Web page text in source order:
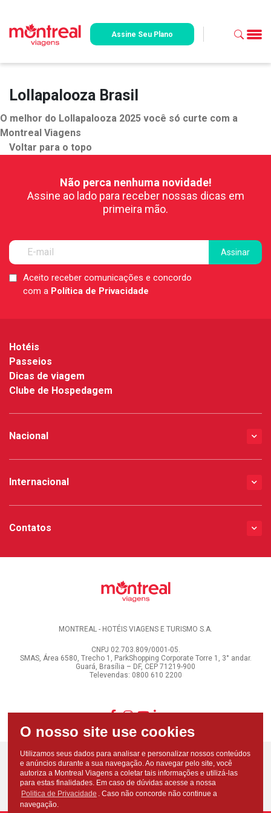
Assine Seu Plano
Lollapalooza Brasil
O melhor do Lollapalooza 2025 você só curte com a
Montreal Viagens
Voltar para o topo
Não perca nenhuma novidade!
Assine ao lado para receber nossas dicas em
primeira mão.
LGPDAceito receber comunicações e concordo
com a Política de Privacidade
Hotéis
Passeios
Dicas de viagem
Clube de Hospedagem
Nacional
Internacional
Contatos
MONTREAL - HOTÉIS VIAGENS E TURISMO S.A.
CNPJ 02.703.809/0001-05.
SMAS, Área 6580, Trecho 1, ParkShopping Corporate Torre 1, 3° andar.
Guará, Brasília – DF, CEP 71219-900
Televendas: 0800 610 2200
Utilizamos seus dados para analisar e personalizar nossos conteúdos
e anúncios durante a sua navegação. Ao navegar pelo site, você
autoriza a Montreal Viagens a coletar tais informações e utilizá-las
para estas finalidades. Em caso de dúvidas acesse a nossa
Politica de Privacidade . Caso não concorde não continue a
navegação.